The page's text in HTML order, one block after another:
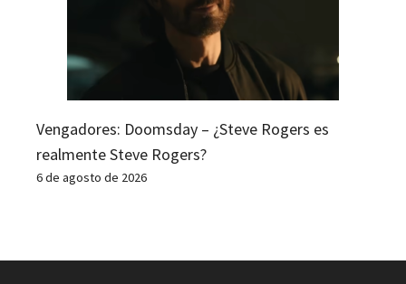
Vengadores: Doomsday – ¿Steve Rogers es
realmente Steve Rogers?
6 de agosto de 2026